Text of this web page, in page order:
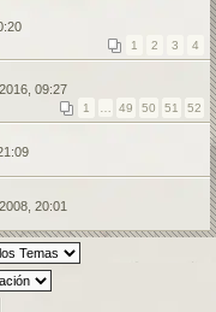
1 2 3 4
09:27
1 49 50 51 52
20:01